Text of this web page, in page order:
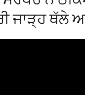
ਜਾੜ੍ਹ ਥੱਲੇ